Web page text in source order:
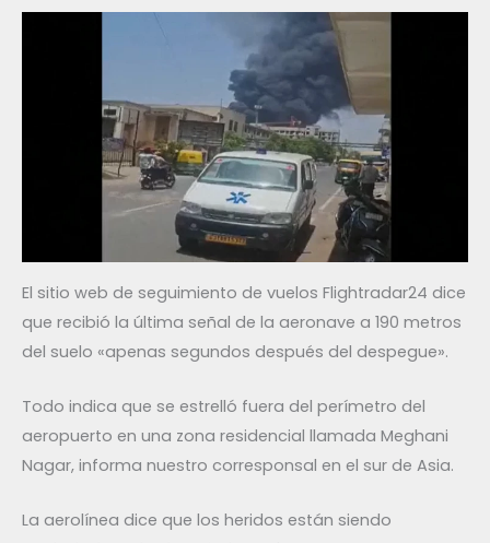
El sitio web de seguimiento de vuelos Flightradar24 dice
que recibió la última señal de la aeronave a 190 metros
del suelo «apenas segundos después del despegue».
Todo indica que se estrelló fuera del perímetro del
aeropuerto en una zona residencial llamada Meghani
Nagar, informa nuestro corresponsal en el sur de Asia.
La aerolínea dice que los heridos están siendo